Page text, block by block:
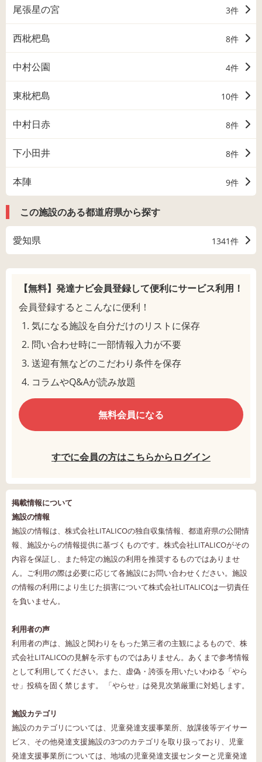
尾張星の宮 3件
西枇杷島 8件
中村公園 4件
東枇杷島 10件
中村日赤 8件
下小田井 8件
本陣 9件
この施設のある都道府県から探す
愛知県 1341件
【無料】発達ナビ会員登録して便利にサービス利用！
会員登録するとこんなに便利！
気になる施設を自分だけのリストに保存
問い合わせ時に一部情報入力が不要
送迎有無などのこだわり条件を保存
コラムやQ&Aが読み放題
無料会員になる
すでに会員の方はこちらからログイン
掲載情報について
施設の情報
施設の情報は、株式会社LITALICOの独自収集情報、都道府県の公開情
報、施設からの情報提供に基づくものです。株式会社LITALICOがその
内容を保証し、また特定の施設の利用を推奨するものではありませ
ん。ご利用の際は必要に応じて各施設にお問い合わせください。施設
の情報の利用により生じた損害について株式会社LITALICOは一切責任
を負いません。
利用者の声
利用者の声は、施設と関わりをもった第三者の主観によるもので、株
式会社LITALICOの見解を示すものではありません。あくまで参考情報
として利用してください。また、虚偽・誇張を用いたいわゆる「やら
せ」投稿を固く禁じます。 「やらせ」は発見次第厳重に対処します。
施設カテゴリ
施設のカテゴリについては、児童発達支援事業所、放課後等デイサー
ビス、その他発達支援施設の3つのカテゴリを取り扱っており、児童
発達支援事業所については、地域の児童発達支援センターと児童発達